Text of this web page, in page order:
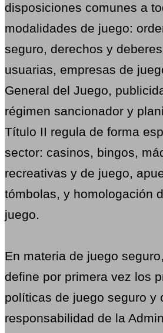
disposiciones comunes a
modalidades de juego:
seguro, derechos y
usuarias, empresas de
General del Juego,
régimen sancionador y
Título II regula de forma
sector: casinos, bingos,
recreativas y de juego,
tómbolas, y homologación
juego.
En materia de juego
define por primera vez los
políticas de juego seguro y
responsabilidad de la